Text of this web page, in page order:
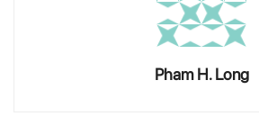
Pham H. Long